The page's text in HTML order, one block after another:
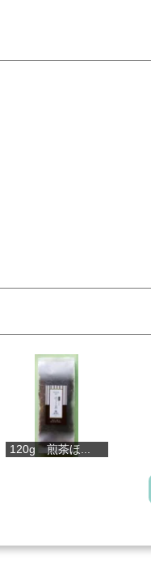
... 本格辛口 土...